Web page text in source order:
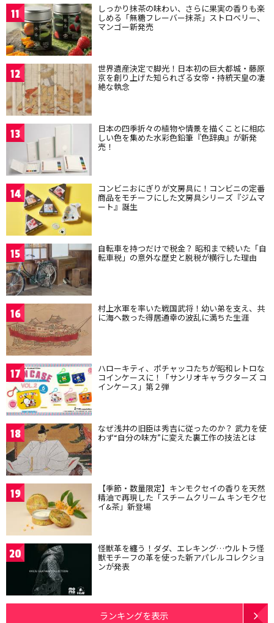
11 しっかり抹茶の味わい、さらに果実の香りも楽
しめる「無糖フレーバー抹茶」ストロベリー、
マンゴー新発売
12 世界遺産決定で脚光！日本初の巨大都城・藤原
京を創り上げた知られざる女帝・持統天皇の凄
絶な執念
13 日本の四季折々の植物や情景を描くことに相応
しい色を集めた水彩色鉛筆『色辞典』が新発
売！
14 コンビニおにぎりが文房具に！コンビニの定番
商品をモチーフにした文房具シリーズ『ジムマ
ート』誕生
15 自転車を持つだけで税金？ 昭和まで続いた「自
転車税」の意外な歴史と脱税が横行した理由
16 村上水軍を率いた戦国武将！幼い弟を支え、共
に海へ散った得居通幸の波乱に満ちた生涯
17 ハローキティ、ポチャッコたちが昭和レトロな
コインケースに！「サンリオキャラクターズ コ
インケース」第２弾
18 なぜ浅井の旧臣は秀吉に従ったのか？ 武力を使
わず“自分の味方”に変えた裏工作の技法とは
19 【季節・数量限定】キンモクセイの香りを天然
精油で再現した「スチームクリーム キンモクセ
イ&茶」新登場
20 怪獣革を纏う！ダダ、エレキング…ウルトラ怪
獣モチーフの革を使った新アパレルコレクショ
ンが発表
ランキングを表示